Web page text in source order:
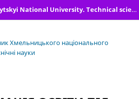
Herald of Khmelnytskyi National University. Technical sciences
Хмельницького національного
науки